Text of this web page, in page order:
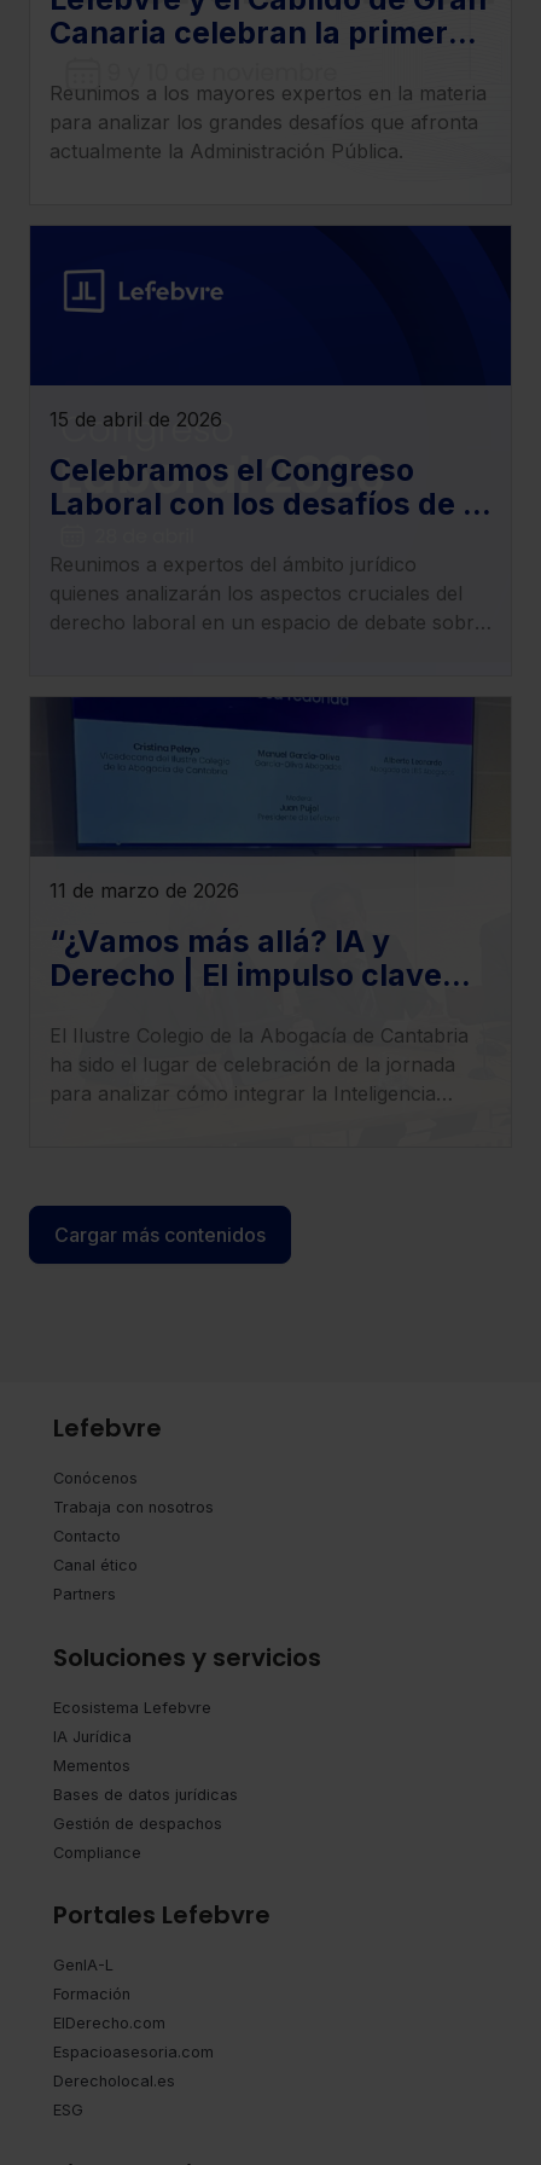
que sean indispensables para la navegación.
Canaria celebran la primera
Nacional de Gestión Pública
Reunimos a los mayores expertos en la materia
para analizar los grandes desafíos que afronta
actualmente la Administración Pública.
15 de abril de 2026
Celebramos el Congreso
Laboral con los desafíos de la
laboral, empleo, trabajo y
Seguridad Social
Reunimos a expertos del ámbito jurídico
quienes analizarán los aspectos cruciales del
derecho laboral en un espacio de debate sobre
11 de marzo de 2026
“¿Vamos más allá? IA y
Derecho | El impulso clave
siguiente nivel”,
El Ilustre Colegio de la Abogacía de Cantabria
ha sido el lugar de celebración de la jornada
para analizar cómo integrar la Inteligencia
Cargar más contenidos
Lefebvre
Conócenos
Trabaja con nosotros
Contacto
Canal ético
Partners
Soluciones y servicios
Ecosistema Lefebvre
IA Jurídica
Mementos
Bases de datos jurídicas
Gestión de despachos
Compliance
Portales Lefebvre
GenIA-L
Formación
ElDerecho.com
Espacioasesoria.com
Derecholocal.es
ESG